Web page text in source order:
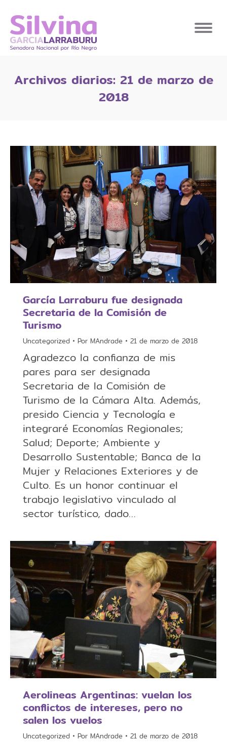
Archivos diarios: 21 de marzo de
2018
García Larraburu fue designada
Secretaria de la Comisión de
Turismo
Uncategorized Por MAndrade 21 de marzo de 2018
Agradezco la confianza de mis
pares para ser designada
Secretaria de la Comisión de
Turismo de la Cámara Alta. Además,
presido Ciencia y Tecnología e
integraré Economías Regionales;
Salud; Deporte; Ambiente y
Desarrollo Sustentable; Banca de la
Mujer y Relaciones Exteriores y de
Culto. Es un honor continuar el
trabajo legislativo vinculado al
sector turístico, dado…
Aerolineas Argentinas: vuelan los
conflictos de intereses, pero no
salen los vuelos
Uncategorized Por MAndrade 21 de marzo de 2018